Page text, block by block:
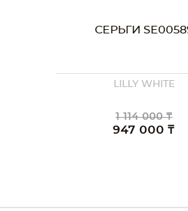
СЕРЬГИ
LILLY WHITE
1 114 000 ₸
947 000 ₸